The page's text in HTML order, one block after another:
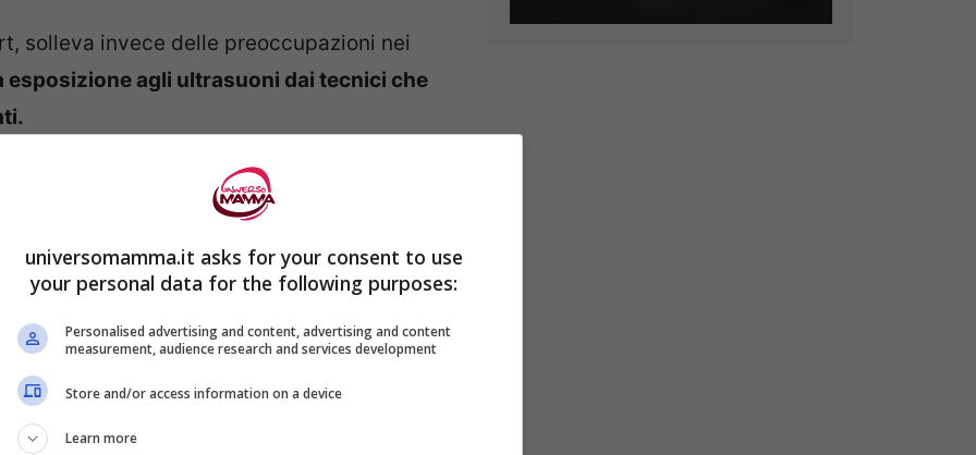
solleva invece delle preoccupazioni nei
esposizione agli ultrasuoni dai tecnici che
un uso della tecnologia medica per scopi di
ad essersi pronunciata contro l’abuso
bimbo nel grembo materno. Anche
insiste per un uso responsabile delle
professionisti.
universomamma.it asks for your consent to use
your personal data for the following purposes:
Personalised advertising and content, advertising and content
measurement, audience research and services development
Store and/or access information on a device
Learn more